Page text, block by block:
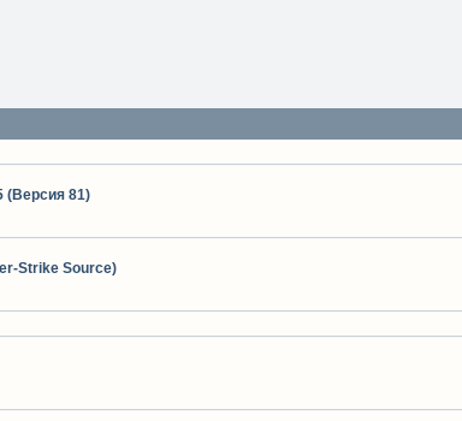
(Версия 81)
Strike Source)